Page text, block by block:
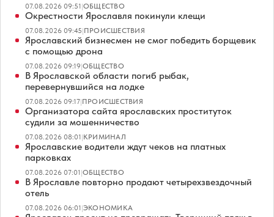
07.08.2026 09:51|ОБЩЕСТВО
Окрестности Ярославля покинули клещи
07.08.2026 09:45|ПРОИСШЕСТВИЯ
Ярославский бизнесмен не смог победить борщевик
с помощью дрона
07.08.2026 09:19|ОБЩЕСТВО
В Ярославской области погиб рыбак,
перевернувшийся на лодке
07.08.2026 09:17|ПРОИСШЕСТВИЯ
Организатора сайта ярославских проституток
судили за мошенничество
07.08.2026 08:01|КРИМИНАЛ
Ярославские водители ждут чеков на платных
парковках
07.08.2026 07:01|ОБЩЕСТВО
В Ярославле повторно продают четырехзвездочный
отель
07.08.2026 06:01|ЭКОНОМИКА